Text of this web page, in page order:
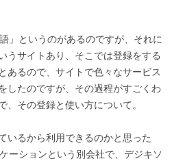
」というのがあるのですが、それに
うサイトあり、そこでは登録をする
あるので、サイトで色々なサービス
したのですが、その過程がすごくわ
その登録と使い方について。
いるから利用できるのかと思った
ーションという別会社で、デジキソ